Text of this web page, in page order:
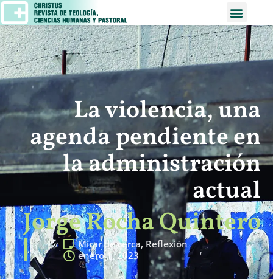
La violencia, una
agenda pendiente en
la administración
actual
Jorge Rocha Quintero
Mirar de cerca, Reflexión
enero 1, 2023